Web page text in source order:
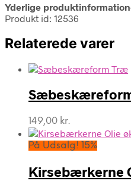
Yderlige
Produkt id: 12536
Relaterede varer
149,00 kr.
På Udsalg! 15%
Kirsebærkerne